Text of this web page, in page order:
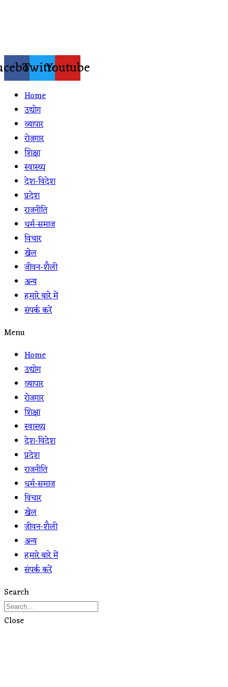
TwitterYoutube
Home
उद्योग
व्यापार
रोजगार
शिक्षा
स्वास्थ्य
देश-विदेश
प्रदेश
राजनीति
धर्म-समाज
विचार
खेल
जीवन-शैली
अन्य
हमारे बारे में
संपर्क करें
Menu
Home
उद्योग
व्यापार
रोजगार
शिक्षा
स्वास्थ्य
देश-विदेश
प्रदेश
राजनीति
धर्म-समाज
विचार
खेल
जीवन-शैली
अन्य
हमारे बारे में
संपर्क करें
Search
Close